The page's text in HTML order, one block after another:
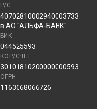
Р/С
40702810002940003733
в АО "АЛЬФА-БАНК"
БИК
044525593
КОР/СЧЁТ
30101810200000000593
ОГРН
1163668066726